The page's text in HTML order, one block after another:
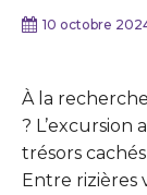
10 octobre
À la
?
trésors
Entre rizières